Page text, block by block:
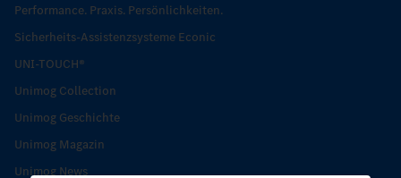
Performance. Praxis. Persönlichkeiten.
Sicherheits-Assistenzsysteme Econic
UNI-TOUCH®
Unimog Collection
Unimog Geschichte
Unimog Magazin
Unimog News